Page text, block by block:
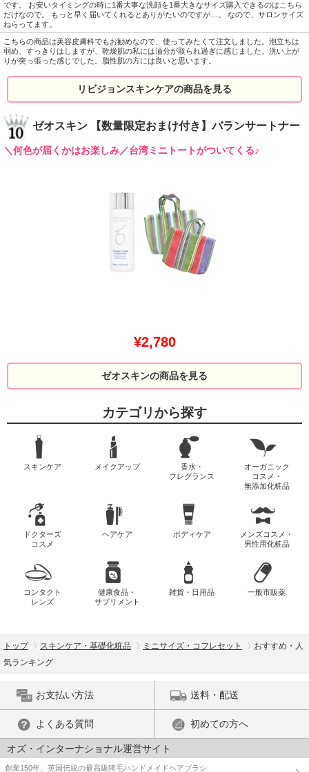
です。 お安いタイミングの時に1番大事な洗顔を1番大きなサイズ購入できるのはこちら
だけなので。 もっと早く届いてくれるとありがたいのですが…。 なので、サロンサイズ
ねらってます。
こちらの商品は美容皮膚科でもお勧めなので、使ってみたくて注文しました。泡立ちは
弱め、すっきりはしますが、乾燥肌の私には油分が取られ過ぎに感じました。洗い上が
りが突っ張った感じでした。脂性肌の方には良いと思います。
リビジョンスキンケアの商品を見る
ゼオスキン 【数量限定おまけ付き】バランサートナー
＼何色が届くかはお楽しみ／台湾ミニトートがついてくる♪
¥2,780
ゼオスキンの商品を見る
カテゴリから探す
スキンケア メイクアップ
香水・
フレグランス
オーガニック
コスメ・
無添加化粧品
ドクターズ
コスメ
ヘアケア ボディケア
メンズコスメ・
男性用化粧品
コンタクト
レンズ
健康食品・
サプリメント
雑貨・日用品 一般市販薬
トップ スキンケア・基礎化粧品 ミニサイズ・コフレセット
おすすめ・人
気ランキング
お支払い方法 送料・配送
よくある質問 初めての方へ
オズ・インターナショナル運営サイト
創業150年、英国伝統の最高級猪毛ハンドメイドヘアブラシ